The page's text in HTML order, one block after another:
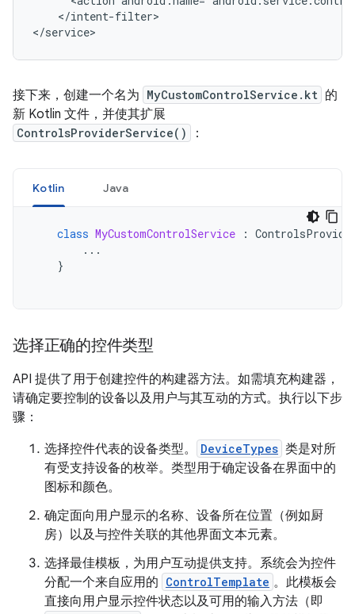
</intent-filter>
接下来，创建一个名为 MyCustomControlService.kt 的
新 Kotlin 文件，并使其扩展
ControlsProviderService() ：
Kotlin Java
class MyCustomControlService :
...
}
选择正确的控件类型
API 提供了用于创建控件的构建器方法。如需填充构建器，
请确定要控制的设备以及用户与其互动的方式。执行以下步
骤：
选择控件代表的设备类型。
DeviceTypes 类是对所
有受支持设备的枚举。类型用于确定设备在界面中的
图标和颜色。
确定面向用户显示的名称、设备所在位置（例如厨
房）以及与控件关联的其他界面文本元素。
选择最佳模板，为用户互动提供支持。系统会为控件
分配一个来自应用的 ControlTemplate 。此模板会
直接向用户显示控件状态以及可用的输入方法（即